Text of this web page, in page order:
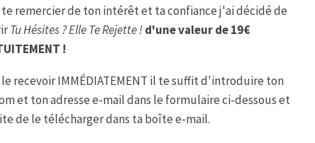
remercier de ton intérêt et ta confiance j'ai décidé de
Tu Hésites ? Elle Te Rejette !d'une valeur de 19€
!
recevoir IMMÉDIATEMENT il te suffit d'introduire ton
et ton adresse e-mail dans le formulaire ci-dessous et
de le télécharger dans ta boîte e-mail.